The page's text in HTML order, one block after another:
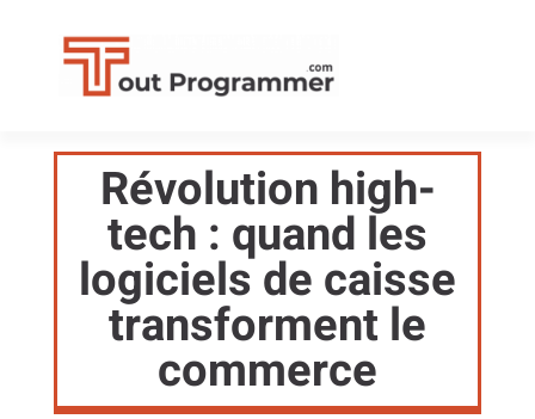
Révolution high-
tech : quand les
logiciels de caisse
transforment le
commerce